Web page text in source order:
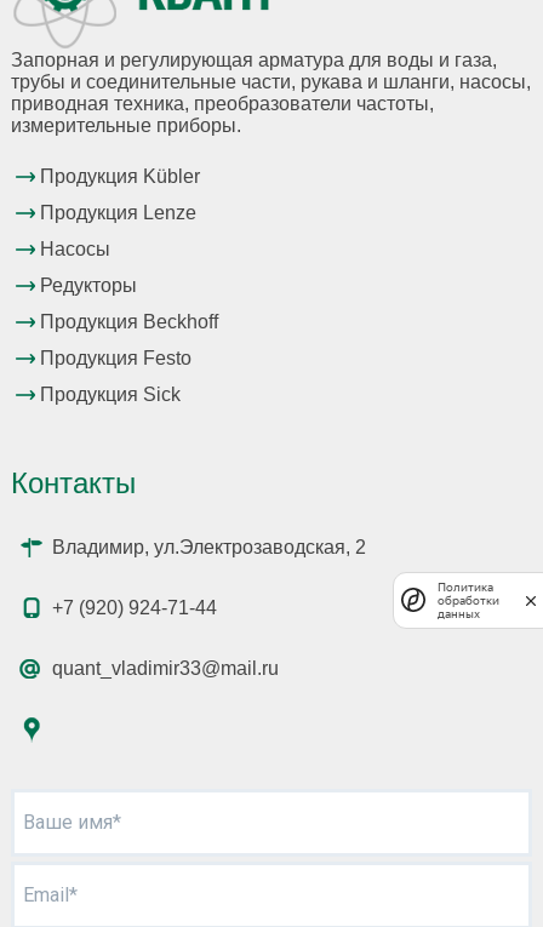
Запорная и регулирующая арматура для воды и газа,
трубы и соединительные части, рукава и шланги, насосы,
приводная техника, преобразователи частоты,
измерительные приборы.
Продукция Kübler
Продукция Lenze
Насосы
Редукторы
Продукция Beckhoff
Продукция Festo
Продукция Sick
Контакты
Владимир, ул.Электрозаводская, 2
+7 (920) 924-71-44
quant_vladimir33@mail.ru
Ваше имя*
Email*
Политика
обработки
данных